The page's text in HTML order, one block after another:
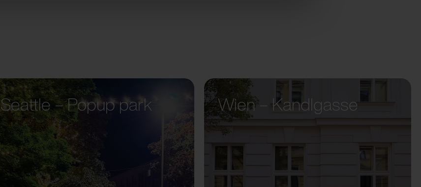
Seattle – Popup park Wien – Kandlgasse